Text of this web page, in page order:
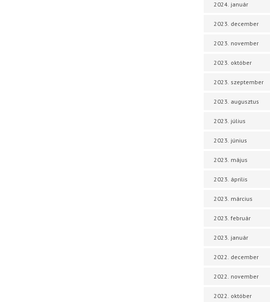
2024. január
2023. december
2023. november
2023. október
2023. szeptember
2023. augusztus
2023. július
2023. június
2023. május
2023. április
2023. március
2023. február
2023. január
2022. december
2022. november
2022. október